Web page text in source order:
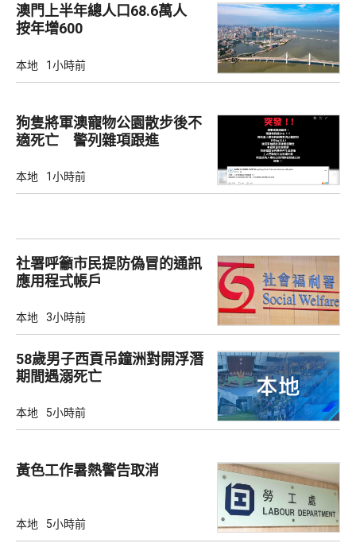
澳門上半年總人口68.6萬人
按年增600
本地 1小時前
狗隻將軍澳寵物公園散步後不
適死亡 警列雜項跟進
本地 1小時前
社署呼籲市民提防偽冒的通訊
應用程式帳戶
本地 3小時前
58歲男子西貢吊鐘洲對開浮潛
期間遇溺死亡
本地 5小時前
黃色工作暑熱警告取消
本地 5小時前